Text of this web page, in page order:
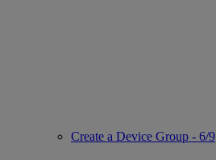
Create a Device Group - 6/9